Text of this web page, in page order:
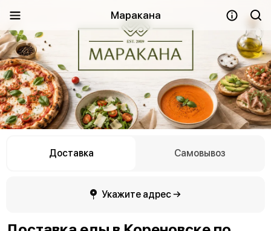
Маракана
Доставка Самовывоз
Укажите адрес →